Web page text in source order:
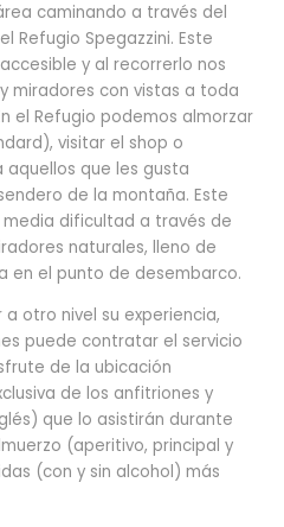
caminando a través del
Refugio Spegazzini. Este
y al recorrerlo nos
miradores con vistas a toda
el Refugio podemos almorzar
visitar el shop o
aquellos que les gusta
de la montaña. Este
dificultad a través de
naturales, lleno de
en el punto de desembarco.
otro nivel su experiencia,
puede contratar el servicio
de la ubicación
de los anfitriones y
que lo asistirán durante
(aperitivo, principal y
(con y sin alcohol) más